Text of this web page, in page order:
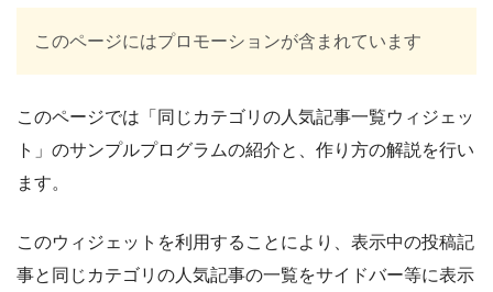
このページにはプロモーションが含まれています
このページでは「同じカテゴリの人気記事一覧ウィジェッ
ト」のサンプルプログラムの紹介と、作り方の解説を行い
ます。
このウィジェットを利用することにより、表示中の投稿記
事と同じカテゴリの人気記事の一覧をサイドバー等に表示